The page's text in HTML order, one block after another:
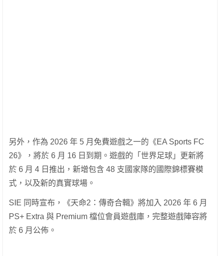
另外，作為 2026 年 5 月免費遊戲之一的《EA Sports FC
26》，將於 6 月 16 日到期。遊戲的「世界足球」更新將
於 6 月 4 日推出，新增包含 48 支國家隊的國際錦標賽模
式，以及新的真實球場。
SIE 同時宣布，《天命2：傳奇合輯》將加入 2026 年 6 月
PS+ Extra 與 Premium 檔位會員遊戲庫，完整遊戲陣容將
於 6 月公佈。